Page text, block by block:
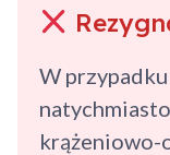
W
krążeniowo-